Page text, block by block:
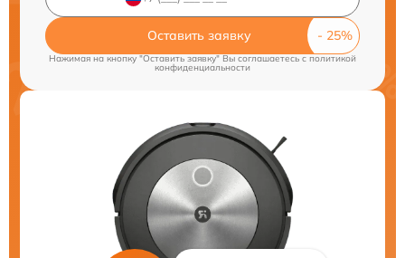
Оставить заявку
Нажимая на кнопку "Оставить заявку" Вы соглашаетесь cполитикой
конфиденциальности